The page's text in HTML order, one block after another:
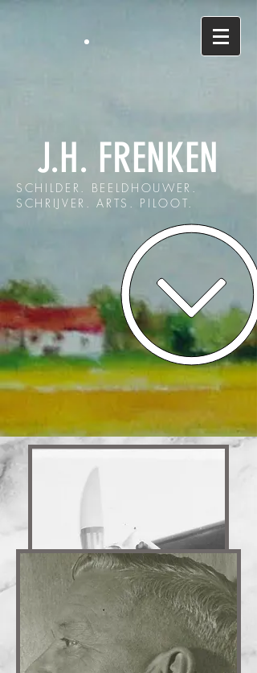
J.H. FRENKEN
SCHILDER. BEELDHOUWER.
SCHRIJVER. ARTS. PILOOT.